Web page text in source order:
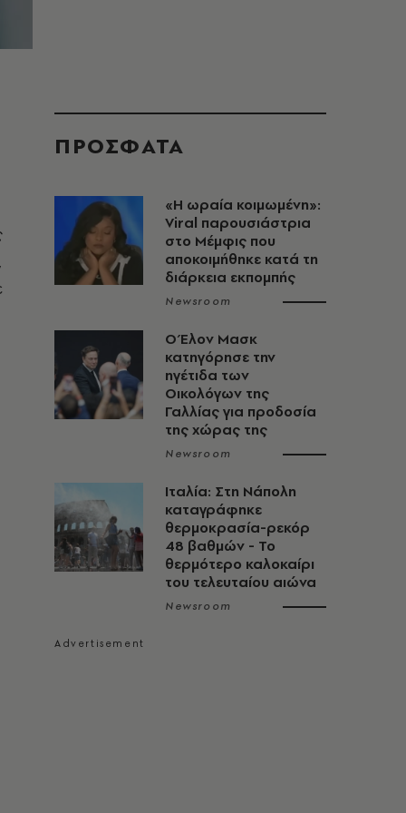
ΠΡΟΣΦΑΤΑ
«H ωραία κοιμωμένη»:
Viral παρουσιάστρια
στο Μέμφις που
αποκοιμήθηκε κατά τη
διάρκεια εκπομπής
Newsroom
Ο Έλον Μασκ
κατηγόρησε την
ηγέτιδα των
Οικολόγων της
Γαλλίας για προδοσία
της χώρας της
Newsroom
Ιταλία: Στη Νάπολη
καταγράφηκε
θερμοκρασία-ρεκόρ
48 βαθμών - To
θερμότερο καλοκαίρι
του τελευταίου αιώνα
Newsroom